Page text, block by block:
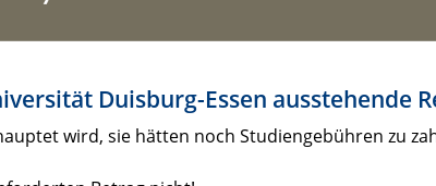
Duisburg-Essen ausstehende
wird, sie hätten noch Studiengebühren zu